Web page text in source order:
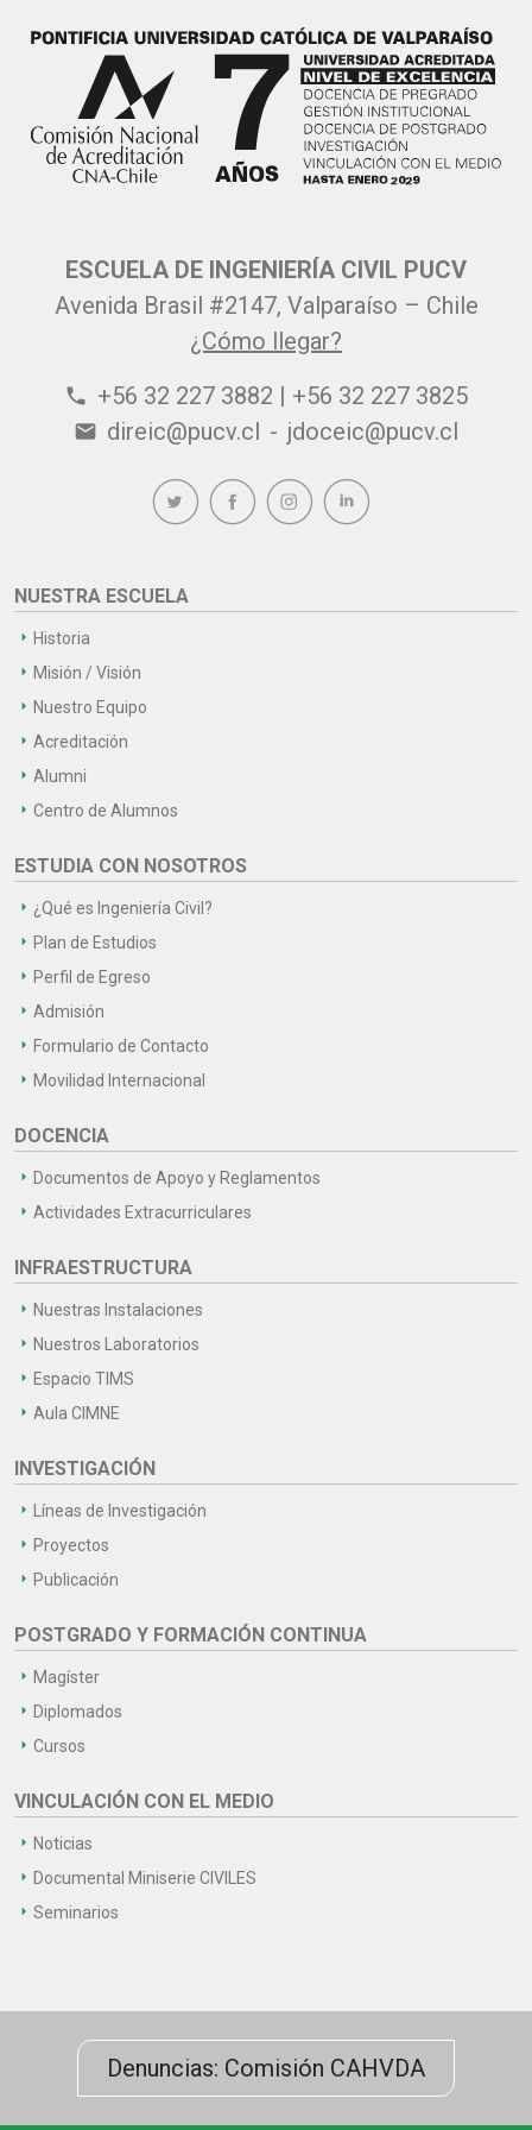
ESCUELA DE INGENIERÍA CIVIL PUCV
Avenida Brasil #2147, Valparaíso – Chile
¿Cómo llegar?
phone +56 32 227 3882 | +56 32 227 3825
email direic@pucv.cl - jdoceic@pucv.cl
NUESTRA ESCUELA
Historia
Misión / Visión
Nuestro Equipo
Acreditación
Alumni
Centro de Alumnos
ESTUDIA CON NOSOTROS
¿Qué es Ingeniería Civil?
Plan de Estudios
Perfil de Egreso
Admisión
Formulario de Contacto
Movilidad Internacional
DOCENCIA
Documentos de Apoyo y Reglamentos
Actividades Extracurriculares
INFRAESTRUCTURA
Nuestras Instalaciones
Nuestros Laboratorios
Espacio TIMS
Aula CIMNE
INVESTIGACIÓN
Líneas de Investigación
Proyectos
Publicación
POSTGRADO Y FORMACIÓN CONTINUA
Magíster
Diplomados
Cursos
VINCULACIÓN CON EL MEDIO
Noticias
Documental Miniserie CIVILES
Seminarios
Denuncias: Comisión CAHVDA